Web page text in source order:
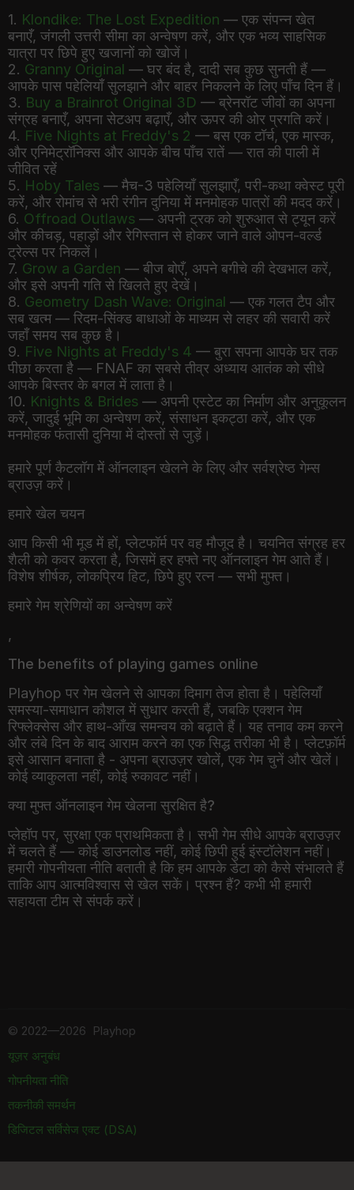
1. Klondike: The Lost Expedition — एक संपन्न खेत
बनाएँ, जंगली उत्तरी सीमा का अन्वेषण करें, और एक भव्य साहसिक
यात्रा पर छिपे हुए खजानों को खोजें।
2. Granny Original — घर बंद है, दादी सब कुछ सुनती हैं —
आपके पास पहेलियाँ सुलझाने और बाहर निकलने के लिए पाँच दिन हैं।
3. Buy a Brainrot Original 3D — ब्रेनरॉट जीवों का अपना
संग्रह बनाएँ, अपना सेटअप बढ़ाएँ, और ऊपर की ओर प्रगति करें।
4. Five Nights at Freddy's 2 — बस एक टॉर्च, एक मास्क,
और एनिमेट्रॉनिक्स और आपके बीच पाँच रातें — रात की पाली में
जीवित रहें
5. Hoby Tales — मैच-3 पहेलियाँ सुलझाएँ, परी-कथा क्वेस्ट पूरी
करें, और रोमांच से भरी रंगीन दुनिया में मनमोहक पात्रों की मदद करें।
6. Offroad Outlaws — अपनी ट्रक को शुरुआत से ट्यून करें
और कीचड़, पहाड़ों और रेगिस्तान से होकर जाने वाले ओपन-वर्ल्ड
ट्रेल्स पर निकलें।
7. Grow a Garden — बीज बोएँ, अपने बगीचे की देखभाल करें,
और इसे अपनी गति से खिलते हुए देखें।
8. Geometry Dash Wave: Original — एक गलत टैप और
सब खत्म — रिदम-सिंक्ड बाधाओं के माध्यम से लहर की सवारी करें
जहाँ समय सब कुछ है।
9. Five Nights at Freddy's 4 — बुरा सपना आपके घर तक
पीछा करता है — FNAF का सबसे तीव्र अध्याय आतंक को सीधे
आपके बिस्तर के बगल में लाता है।
10. Knights & Brides — अपनी एस्टेट का निर्माण और अनुकूलन
करें, जादुई भूमि का अन्वेषण करें, संसाधन इकट्ठा करें, और एक
मनमोहक फंतासी दुनिया में दोस्तों से जुड़ें।
हमारे पूर्ण कैटलॉग में ऑनलाइन खेलने के लिए और सर्वश्रेष्ठ गेम्स
हमारे खेल चयन
आप किसी भी मूड में हों, प्लेटफॉर्म पर वह मौजूद है। चयनित संग्रह हर
शैली को कवर करता है, जिसमें हर हफ्ते नए ऑनलाइन गेम आते हैं।
विशेष शीर्षक, लोकप्रिय हिट, छिपे हुए रत्न — सभी मुफ्त।
हमारे गेम श्रेणियों का अन्वेषण करें
,
The benefits of playing games online
Playhop पर गेम खेलने से आपका दिमाग तेज होता है। पहेलियाँ
समस्या-समाधान कौशल में सुधार करती हैं, जबकि एक्शन गेम
रिफ्लेक्सेस और हाथ-आँख समन्वय को बढ़ाते हैं। यह तनाव कम करने
और लंबे दिन के बाद आराम करने का एक सिद्ध तरीका भी है। प्लेटफ़ॉर्म
इसे आसान बनाता है - अपना ब्राउज़र खोलें, एक गेम चुनें और खेलें।
कोई व्याकुलता नहीं, कोई रुकावट नहीं।
क्या मुफ्त ऑनलाइन गेम खेलना सुरक्षित है?
प्लेहॉप पर, सुरक्षा एक प्राथमिकता है। सभी गेम सीधे आपके ब्राउज़र
में चलते हैं — कोई डाउनलोड नहीं, कोई छिपी हुई इंस्टॉलेशन नहीं।
हमारी गोपनीयता नीति बताती है कि हम आपके डेटा को कैसे संभालते हैं
ताकि आप आत्मविश्वास से खेल सकें। प्रश्न हैं? कभी भी हमारी
सहायता टीम से संपर्क करें।
© 2022—2026 Playhop
यूज़र अनुबंध
गोपनीयता नीति
तकनीकी समर्थन
डिजिटल सर्विसेज एक्ट (DSA)